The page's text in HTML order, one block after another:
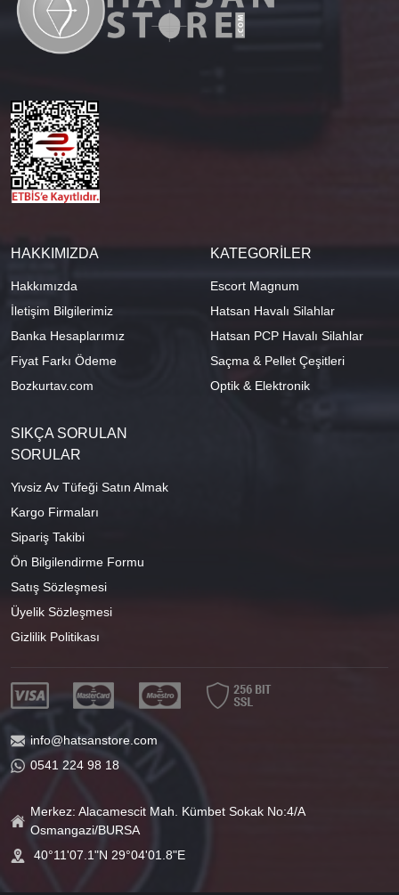
HAKKIMIZDA
Hakkımızda
İletişim Bilgilerimiz
Banka Hesaplarımız
Fiyat Farkı Ödeme
Bozkurtav.com
KATEGORİLER
Escort Magnum
Hatsan Havalı Silahlar
Hatsan PCP Havalı Silahlar
Saçma & Pellet Çeşitleri
Optik & Elektronik
SIKÇA SORULAN
SORULAR
Yivsiz Av Tüfeği Satın Almak
Kargo Firmaları
Sipariş Takibi
Ön Bilgilendirme Formu
Satış Sözleşmesi
Üyelik Sözleşmesi
Gizlilik Politikası
info@hatsanstore.com
0541 224 98 18
Merkez: Alacamescit Mah. Kümbet Sokak No:4/A
Osmangazi/BURSA
40°11'07.1"N 29°04'01.8"E